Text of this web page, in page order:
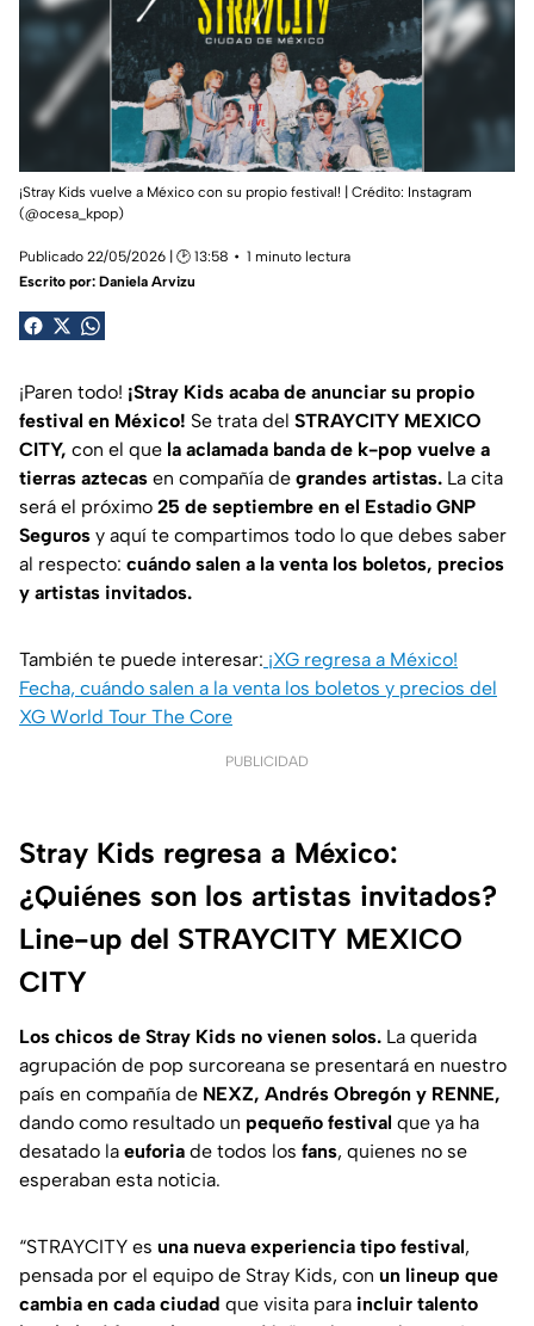
¡Stray Kids vuelve a México con su propio festival! | Crédito: Instagram
(@ocesa_kpop)
Publicado 22/05/2026 | 🕑 13:58
1 minuto lectura
Escrito por: Daniela Arvizu
¡Paren todo! ¡Stray Kids acaba de anunciar su propio
festival en México! Se trata del STRAYCITY MEXICO
CITY, con el que la aclamada banda de k-pop vuelve a
tierras aztecas en compañía de grandes artistas. La cita
será el próximo 25 de septiembre en el Estadio GNP
Seguros y aquí te compartimos todo lo que debes saber
al respecto: cuándo salen a la venta los boletos, precios
y artistas invitados.
También te puede interesar: ¡XG regresa a México!
Fecha, cuándo salen a la venta los boletos y precios del
XG World Tour The Core
PUBLICIDAD
Stray Kids regresa a México:
¿Quiénes son los artistas invitados?
Line-up del STRAYCITY MEXICO
CITY
Los chicos de Stray Kids no vienen solos. La querida
agrupación de pop surcoreana se presentará en nuestro
país en compañía de NEXZ, Andrés Obregón y RENNE,
dando como resultado un pequeño festival que ya ha
desatado la euforia de todos los fans, quienes no se
esperaban esta noticia.
“STRAYCITY es una nueva experiencia tipo festival,
pensada por el equipo de Stray Kids, con un lineup que
cambia en cada ciudad que visita para incluir talento